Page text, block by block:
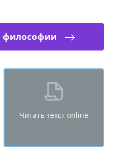
философии
Читать текст online